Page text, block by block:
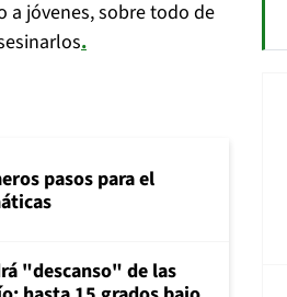
jóvenes, sobre todo de
.
pasos para el
"descanso" de las